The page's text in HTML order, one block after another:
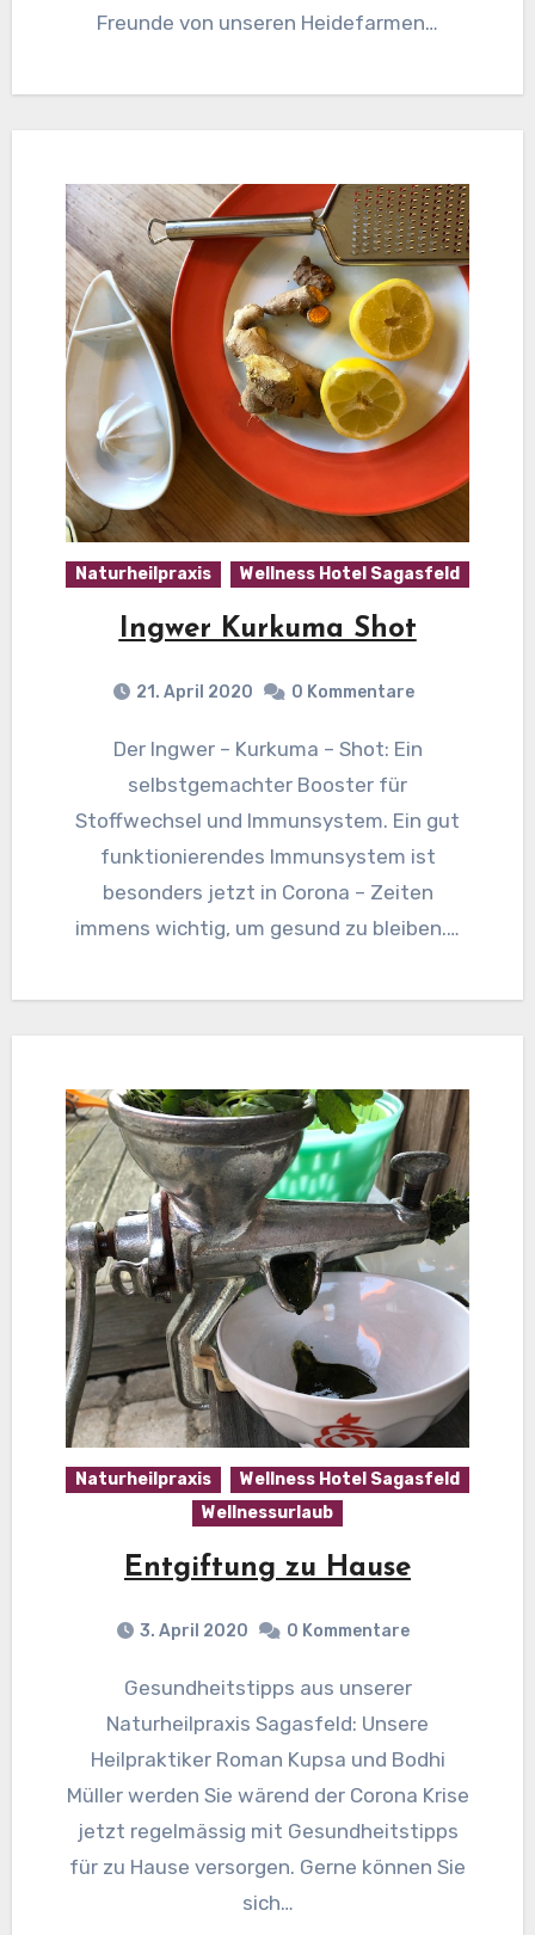
Freunde von unseren Heidefarmen…
Naturheilpraxis Wellness Hotel Sagasfeld
Ingwer Kurkuma Shot
21. April 2020 0 Kommentare
Der Ingwer – Kurkuma – Shot: Ein
selbstgemachter Booster für
Stoffwechsel und Immunsystem. Ein gut
funktionierendes Immunsystem ist
besonders jetzt in Corona – Zeiten
immens wichtig, um gesund zu bleiben.…
Naturheilpraxis
Wellness Hotel Sagasfeld
Wellnessurlaub
Entgiftung zu Hause
3. April 2020 0 Kommentare
Gesundheitstipps aus unserer
Naturheilpraxis Sagasfeld: Unsere
Heilpraktiker Roman Kupsa und Bodhi
Müller werden Sie wärend der Corona Krise
jetzt regelmässig mit Gesundheitstipps
für zu Hause versorgen. Gerne können Sie
sich…